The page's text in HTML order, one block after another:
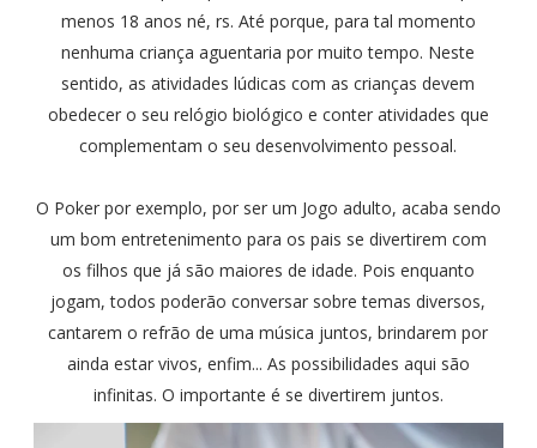
menos 18 anos né, rs. Até porque, para tal momento
nenhuma criança aguentaria por muito tempo. Neste
sentido, as atividades lúdicas com as crianças devem
obedecer o seu relógio biológico e conter atividades que
complementam o seu desenvolvimento pessoal.
O Poker por exemplo, por ser um Jogo adulto, acaba sendo
um bom entretenimento para os pais se divertirem com
os filhos que já são maiores de idade. Pois enquanto
jogam, todos poderão conversar sobre temas diversos,
cantarem o refrão de uma música juntos, brindarem por
ainda estar vivos, enfim... As possibilidades aqui são
infinitas. O importante é se divertirem juntos.